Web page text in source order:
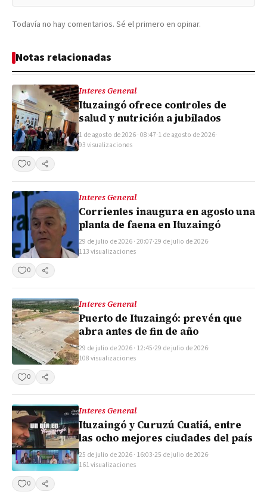
Todavía no hay comentarios. Sé el primero en opinar.
Notas relacionadas
Interes General
Ituzaingó ofrece controles de
salud y nutrición a jubilados
1 de agosto de 2026 · 08:47·1 de agosto de 2026·
93 visualizaciones
0
Compartir
Interes General
Corrientes inaugura en agosto una
planta de faena en Ituzaingó
29 de julio de 2026 · 20:07·29 de julio de 2026·
113 visualizaciones
0
Compartir
Interes General
Puerto de Ituzaingó: prevén que
abra antes de fin de año
29 de julio de 2026 · 12:45·29 de julio de 2026·
108 visualizaciones
0
Compartir
Interes General
Ituzaingó y Curuzú Cuatiá, entre
las ocho mejores ciudades del país
25 de julio de 2026 · 16:03·25 de julio de 2026·
161 visualizaciones
0
Compartir